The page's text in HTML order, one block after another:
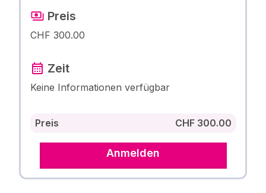
Preis
CHF 300.00
Zeit
Keine Informationen verfügbar
Preis CHF 300.00
Anmelden